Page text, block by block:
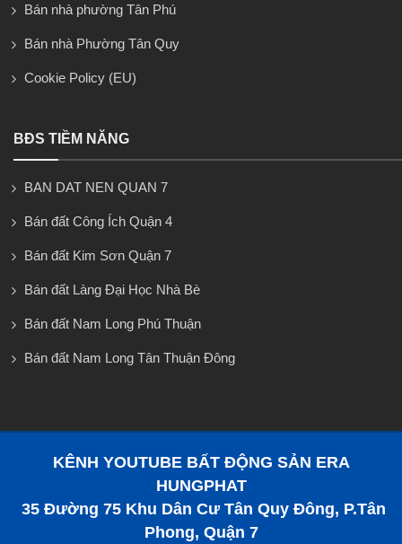
Bán nhà phường Tân Phú
Bán nhà Phường Tân Quy
Cookie Policy (EU)
BĐS TIỀM NĂNG
BAN DAT NEN QUAN 7
Bán đất Công Ích Quận 4
Bán đất Kim Sơn Quận 7
Bán đất Làng Đại Học Nhà Bè
Bán đất Nam Long Phú Thuận
Bán đất Nam Long Tân Thuận Đông
KÊNH YOUTUBE BẤT ĐỘNG SẢN ERA
HUNGPHAT
35 Đường 75 Khu Dân Cư Tân Quy Đông, P.Tân
Phong, Quận 7